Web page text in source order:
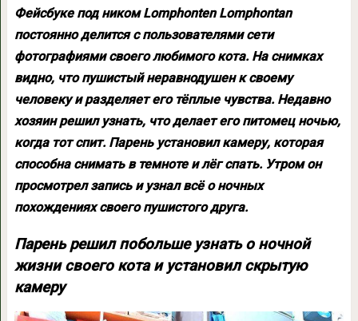
Фейсбуке под ником Lomphonten Lomphontan
‎постоянно делится с пользователями сети
фотографиями своего любимого кота. На снимках
видно, что пушистый неравнодушен к своему
человеку и разделяет его тёплые чувства. Недавно
хозяин решил узнать, что делает его питомец ночью,
когда тот спит. Парень установил камеру, которая
способна снимать в темноте и лёг спать. Утром он
просмотрел запись и узнал всё о ночных
похождениях своего пушистого друга.
Парень решил побольше узнать о ночной
жизни своего кота и установил скрытую
камеру